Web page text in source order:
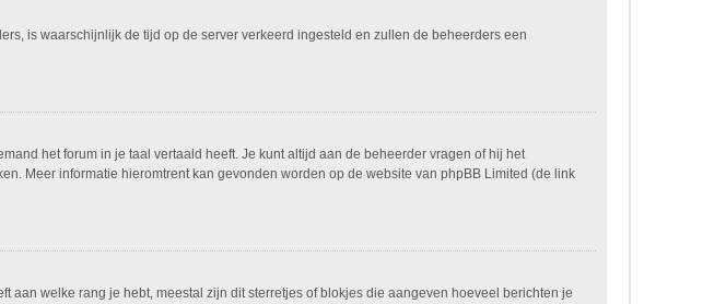
is waarschijnlijk de tijd op de server verkeerd ingesteld en zullen de beheerders een
het forum in je taal vertaald heeft. Je kunt altijd aan de beheerder vragen of hij het
Meer informatie hieromtrent kan gevonden worden op de website van phpBB Limited (de link
welke rang je hebt, meestal zijn dit sterretjes of blokjes die aangeven hoeveel berichten je